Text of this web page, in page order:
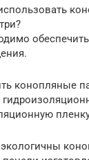
конопляные